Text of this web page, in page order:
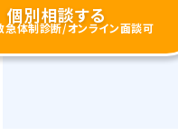
個別相談する
急体制診断/オンライン面談可